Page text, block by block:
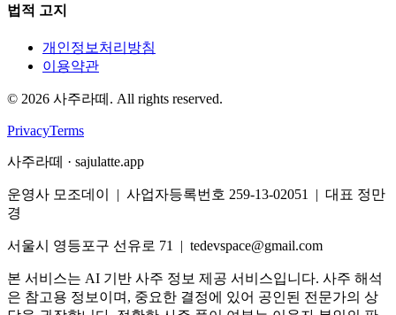
법적 고지
개인정보처리방침
이용약관
© 2026 사주라떼. All rights reserved.
PrivacyTerms
사주라떼 · sajulatte.app
운영사 모조데이 | 사업자등록번호 259-13-02051 | 대표 정만
경
서울시 영등포구 선유로 71 | tedevspace@gmail.com
본 서비스는 AI 기반 사주 정보 제공 서비스입니다. 사주 해석
은 참고용 정보이며, 중요한 결정에 있어 공인된 전문가의 상